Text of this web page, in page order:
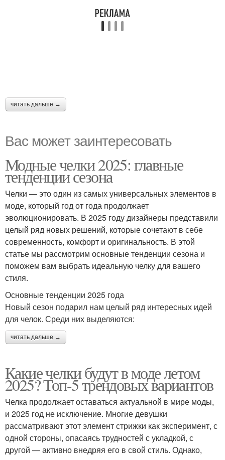
читать дальше →
Вас может заинтересовать
Модные челки 2025: главные
тенденции сезона
Челки — это один из самых универсальных элементов в
моде, который год от года продолжает
эволюционировать. В 2025 году дизайнеры представили
целый ряд новых решений, которые сочетают в себе
современность, комфорт и оригинальность. В этой
статье мы рассмотрим основные тенденции сезона и
поможем вам выбрать идеальную челку для вашего
стиля.
Основные тенденции 2025 года
Новый сезон подарил нам целый ряд интересных идей
для челок. Среди них выделяются:
читать дальше →
Какие челки будут в моде летом
2025? Топ-5 трендовых вариантов
Челка продолжает оставаться актуальной в мире моды,
и 2025 год не исключение. Многие девушки
рассматривают этот элемент стрижки как эксперимент, с
одной стороны, опасаясь трудностей с укладкой, с
другой — активно внедряя его в свой стиль. Однако,